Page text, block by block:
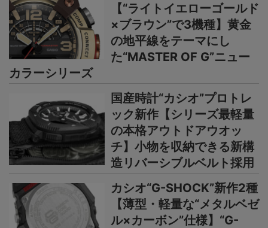
【“ライトイエローゴールド
×ブラウン”で3機種】黄金
の地平線をテーマにし
た“MASTER OF G”ニュー
カラーシリーズ
国産時計“カシオ”プロトレ
ック新作【シリーズ最軽量
の本格アウトドアウオッ
チ】小物を収納できる新構
造リバーシブルベルト採用
カシオ“G-SHOCK”新作2種
【薄型・軽量な“メタルベゼ
ル×カーボン”仕様】“G-